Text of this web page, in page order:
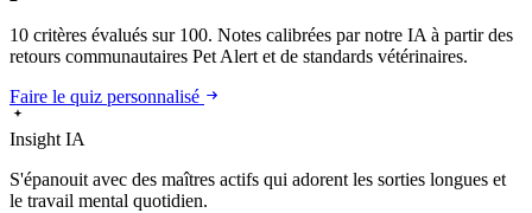
10 critères évalués sur 100. Notes calibrées par notre IA à partir des
retours communautaires Pet Alert et de standards vétérinaires.
Faire le quiz personnalisé
Insight IA
S'épanouitavec des maîtres actifs qui adorent les sorties longues et
le travail mental quotidien.